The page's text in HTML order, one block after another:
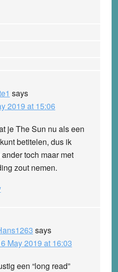
says
2019 at 15:06
je The Sun nu als een
betitelen, dus ik
toch maar met
zout nemen.
says
May 2019 at 16:03
een “long read”